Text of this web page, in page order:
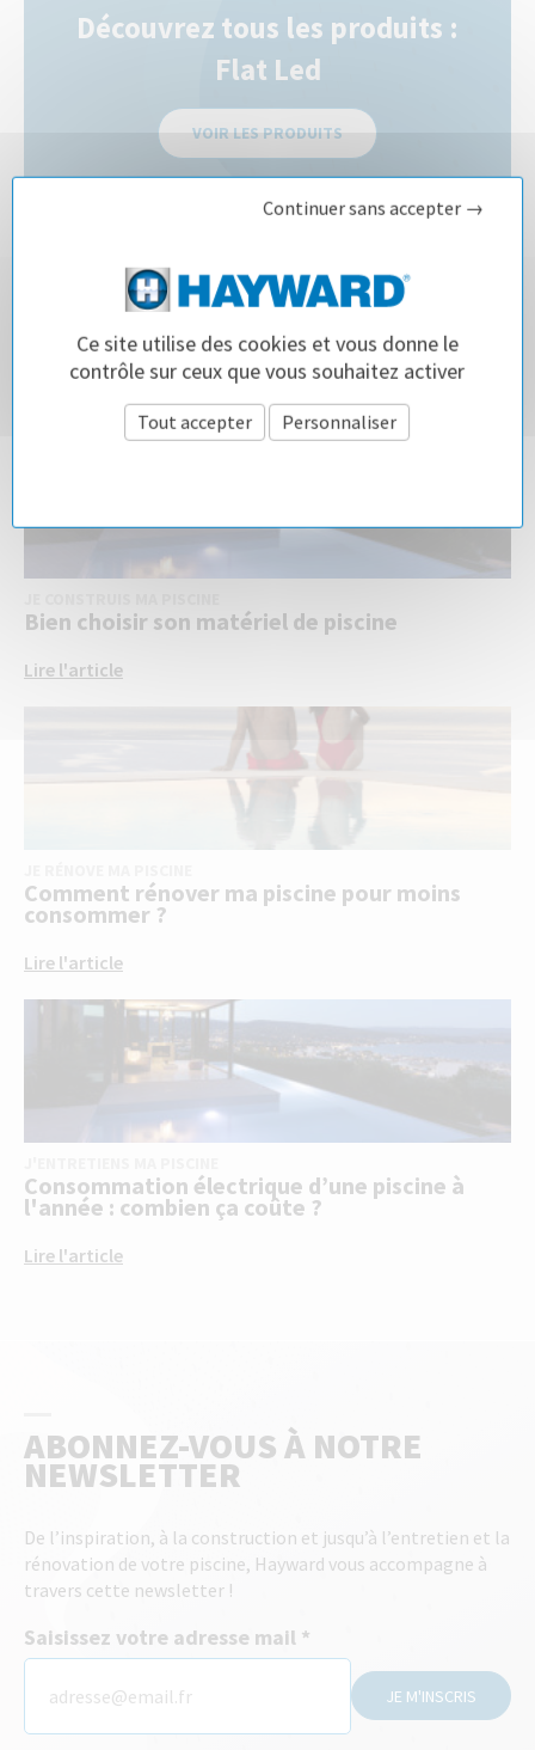
Découvrez tous les produits :
Flat Led
VOIR LES PRODUITS
ARTICLES SUR LE
MÊME SUJET
TOUTES LES
ACTUALITÉS
Bien choisir son matériel de piscine
Lire l'article
Comment rénover ma piscine pour moins
consommer ?
Lire l'article
Consommation électrique d’une piscine à
l'année : combien ça coûte ?
Lire l'article
ABONNEZ-VOUS À NOTRE
NEWSLETTER
De l’inspiration, à la construction et jusqu’à l’entretien et la
rénovation de votre piscine, Hayward vous accompagne à
travers cette newsletter !
Saisissez votre adresse mail
JE M'INSCRIS
Ce site utilise des cookies et vous donne le
contrôle sur ceux que vous souhaitez activer
Tout accepter
Continuer sans accepter →
Personnaliser